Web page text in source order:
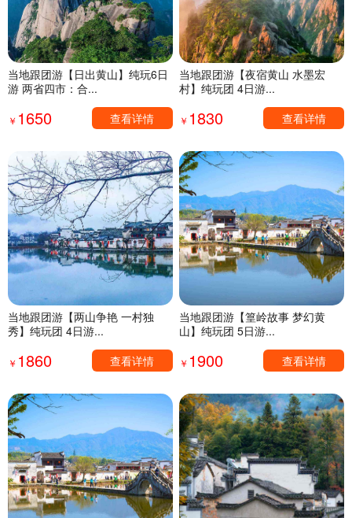
当地跟团游【日出黄山】纯玩6日
游 两省四市：合...
￥ 1650 查看详情
当地跟团游【夜宿黄山 水墨宏
村】纯玩团 4日游...
￥ 1830 查看详情
当地跟团游【两山争艳 一村独
秀】纯玩团 4日游...
￥ 1860 查看详情
当地跟团游【篁岭故事 梦幻黄
山】纯玩团 5日游...
￥ 1900 查看详情